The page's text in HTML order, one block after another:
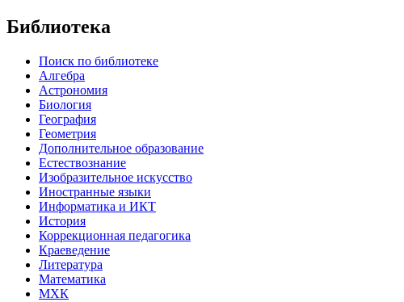
Библиотека
Поиск по библиотеке
Алгебра
Астрономия
Биология
География
Геометрия
Дополнительное образование
Естествознание
Изобразительное искусство
Иностранные языки
Информатика и ИКТ
История
Коррекционная педагогика
Краеведение
Литература
Математика
МХК